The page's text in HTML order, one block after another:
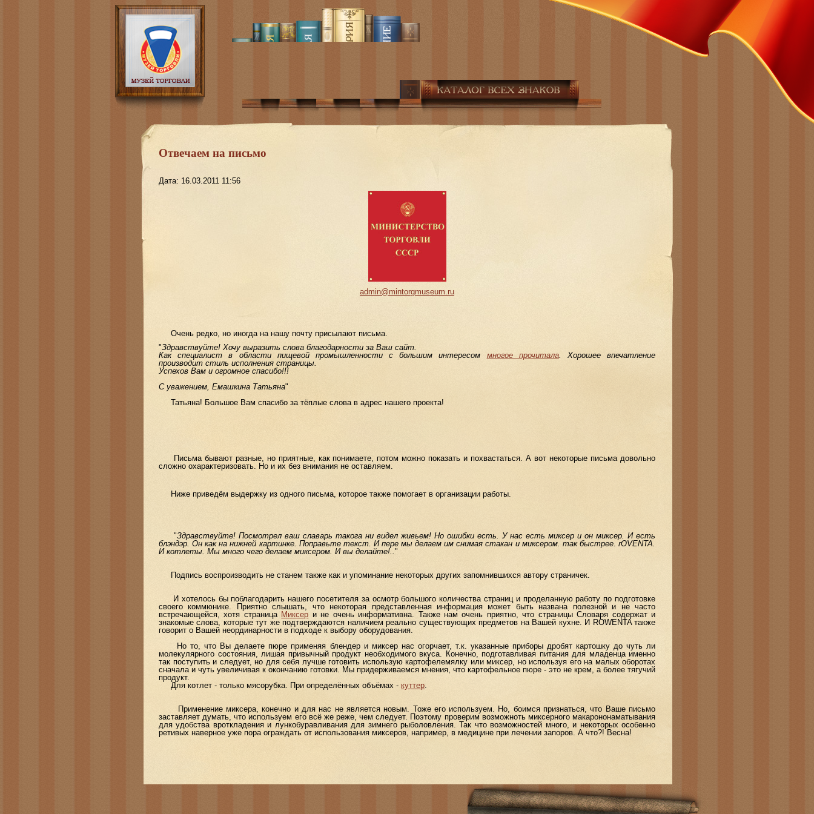
Отвечаем на письмо
Дата: 16.03.2011 11:56
admin@mintorgmuseum.ru
Очень редко, но иногда на нашу почту присылают письма.
"Здравствуйте! Хочу выразить слова благодарности за Ваш сайт.
Как специалист в области пищевой промышленности с большим интересом многое прочитала. Хорошее впечатление
производит стиль исполнения страницы.
Успехов Вам и огромное спасибо!!!
С уважением, Емашкина Татьяна"
Татьяна! Большое Вам спасибо за тёплые слова в адрес нашего проекта!
Письма бывают разные, но приятные, как понимаете, потом можно показать и похвастаться. А вот некоторые письма довольно
сложно охарактеризовать. Но и их без внимания не оставляем.
Ниже приведём выдержку из одного письма, которое также помогает в организации работы.
"Здравствуйте! Посмотрел ваш славарь такога ни видел живьем! Но ошибки есть. У нас есть миксер и он миксер. И есть
блэндэр. Он как на нижней картинке. Поправьте текст. И пере мы делаем им снимая стакан и миксером. так быстрее. rOVENTA.
И котлеты. Мы много чего делаем миксером. И вы делайте!.."
Подпись воспроизводить не станем также как и упоминание некоторых других запомнившихся автору страничек.
И хотелось бы поблагодарить нашего посетителя за осмотр большого количества страниц и проделанную работу по подготовке
своего коммюнике. Приятно слышать, что некоторая представленная информация может быть названа полезной и не часто
встречающейся, хотя страница Миксер и не очень информативна. Также нам очень приятно, что страницы Словаря содержат и
знакомые слова, которые тут же подтверждаются наличием реально существующих предметов на Вашей кухне. И ROWENTA также
говорит о Вашей неординарности в подходе к выбору оборудования.
Но то, что Вы делаете пюре применяя блендер и миксер нас огорчает, т.к. указанные приборы дробят картошку до чуть ли
молекулярного состояния, лишая привычный продукт необходимого вкуса. Конечно, подготавливая питания для младенца именно
так поступить и следует, но для себя лучше готовить использую картофелемялку или миксер, но используя его на малых оборотах
сначала и чуть увеличивая к окончанию готовки. Мы придерживаемся мнения, что картофельное пюре - это не крем, а более тягучий
продукт.
Для котлет - только мясорубка. При определённых объёмах - куттер.
Применение миксера, конечно и для нас не является новым. Тоже его используем. Но, боимся признаться, что Ваше письмо
заставляет думать, что используем его всё же реже, чем следует. Поэтому проверим возможноть миксерного макарононаматывания
для удобства вроткладения и лункобуравливания для зимнего рыболовления. Так что возможностей много, и некоторых особенно
ретивых наверное уже пора ограждать от использования миксеров, например, в медицине при лечении запоров. А что?! Весна!